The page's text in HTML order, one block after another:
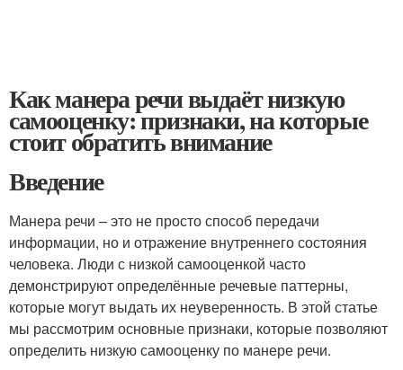
Как манера речи выдаёт низкую
самооценку: признаки, на которые
стоит обратить внимание
Введение
Манера речи – это не просто способ передачи
информации, но и отражение внутреннего состояния
человека. Люди с низкой самооценкой часто
демонстрируют определённые речевые паттерны,
которые могут выдать их неуверенность. В этой статье
мы рассмотрим основные признаки, которые позволяют
определить низкую самооценку по манере речи.